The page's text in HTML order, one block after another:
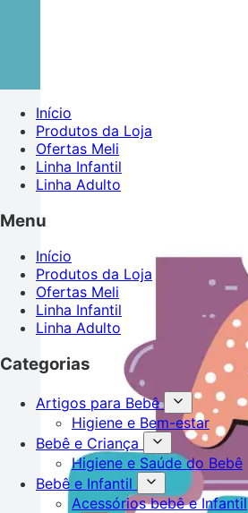
Início
Produtos da Loja
Ofertas Meli
Linha Infantil
Linha Adulto
Menu
Início
Produtos da Loja
Ofertas Meli
Linha Infantil
Linha Adulto
Categorias
Artigos para Bebê
Higiene e Bem-estar
Bebê e Criança
Higiene e Saúde do Bebê
Bebê e Infantil
Acessórios bebê e Infantil